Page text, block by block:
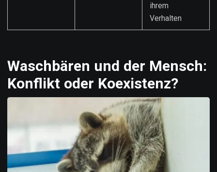
ihrem
Verhalten
Waschbären und der Mensch:
Konflikt oder Koexistenz?